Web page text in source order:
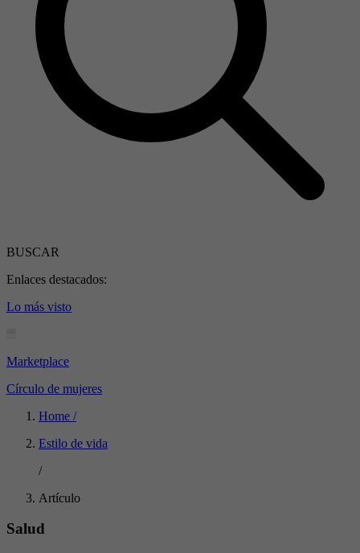
BUSCAR
Enlaces destacados:
Lo más visto
Marketplace
Círculo de mujeres
Home /
Estilo de vida
/
Artículo
Salud